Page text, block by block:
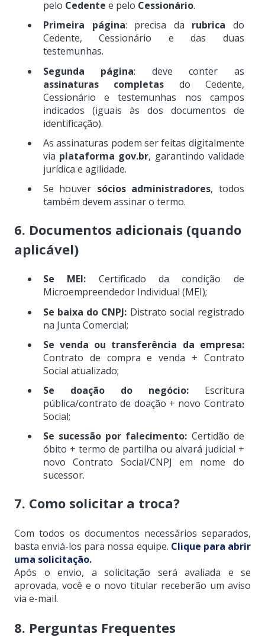
pelo Cedente e pelo Cessionário.
Primeira página: precisa da rubrica do
Cedente, Cessionário e das duas
testemunhas.
Segunda página: deve conter as
assinaturas completas do Cedente,
Cessionário e testemunhas nos campos
indicados (iguais às dos documentos de
identificação).
As assinaturas podem ser feitas digitalmente
via plataforma gov.br, garantindo validade
jurídica e agilidade.
Se houver sócios administradores, todos
também devem assinar o termo.
6. Documentos adicionais (quando
aplicável)
Se MEI: Certificado da condição de
Microempreendedor Individual (MEI);
Se baixa do CNPJ: Distrato social registrado
na Junta Comercial;
Se venda ou transferência da empresa:
Contrato de compra e venda + Contrato
Social atualizado;
Se doação do negócio:Escritura
pública/contrato de doação + novo Contrato
Social;
Se sucessão por falecimento: Certidão de
óbito + termo de partilha ou alvará judicial +
novo Contrato Social/CNPJ em nome do
sucessor.
7. Como solicitar a troca?
Com todos os documentos necessários separados,
basta enviá-los para nossa equipe. Clique para abrir
uma solicitação.
Após o envio, a solicitação será avaliada e se
aprovada, você e o novo titular receberão um aviso
via e-mail.
8. Perguntas Frequentes